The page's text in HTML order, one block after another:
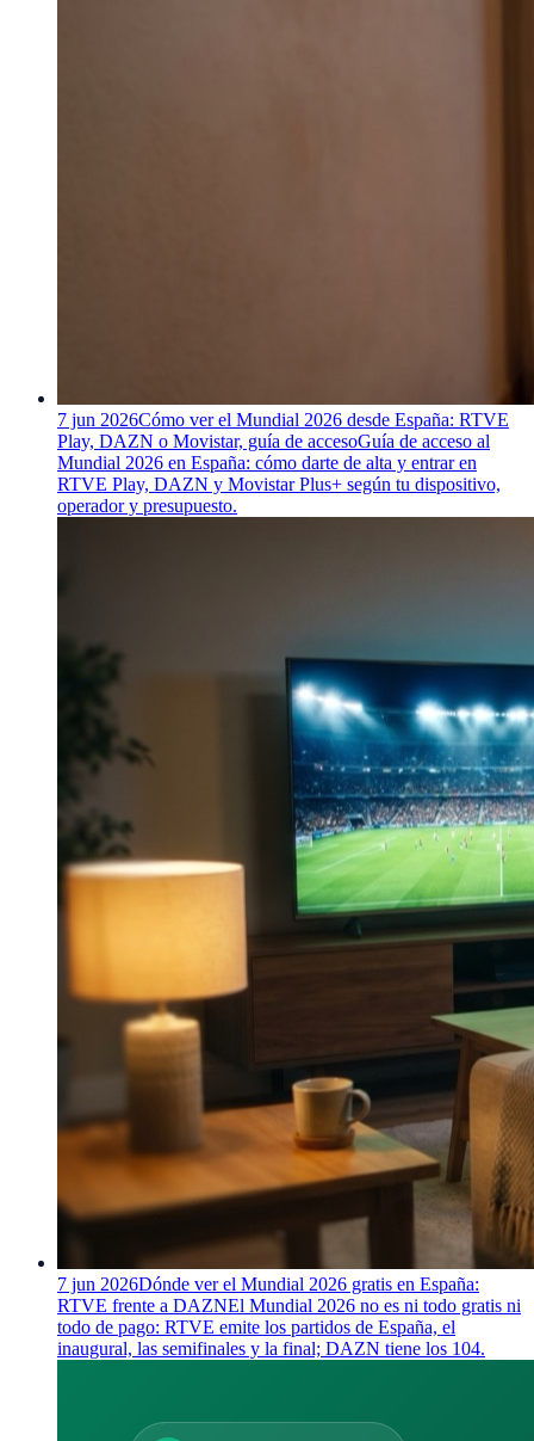
7 jun 2026Cómo ver el Mundial 2026 desde España: RTVE
Play, DAZN o Movistar, guía de accesoGuía de acceso al
Mundial 2026 en España: cómo darte de alta y entrar en
RTVE Play, DAZN y Movistar Plus+ según tu dispositivo,
operador y presupuesto.
7 jun 2026Dónde ver el Mundial 2026 gratis en España:
RTVE frente a DAZNEl Mundial 2026 no es ni todo gratis ni
todo de pago: RTVE emite los partidos de España, el
inaugural, las semifinales y la final; DAZN tiene los 104.